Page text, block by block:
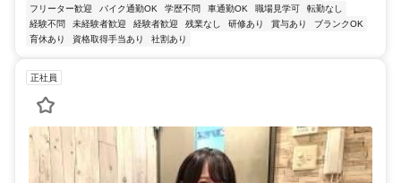
フリーター歓迎
バイク通勤OK 学歴不問 車通勤OK 職場見学可
転勤なし
経験不問
未経験者歓迎 経験者歓迎 残業なし 研修あり 賞与あり
ブランクOK
育休あり
資格取得手当あり 社割あり
正社員